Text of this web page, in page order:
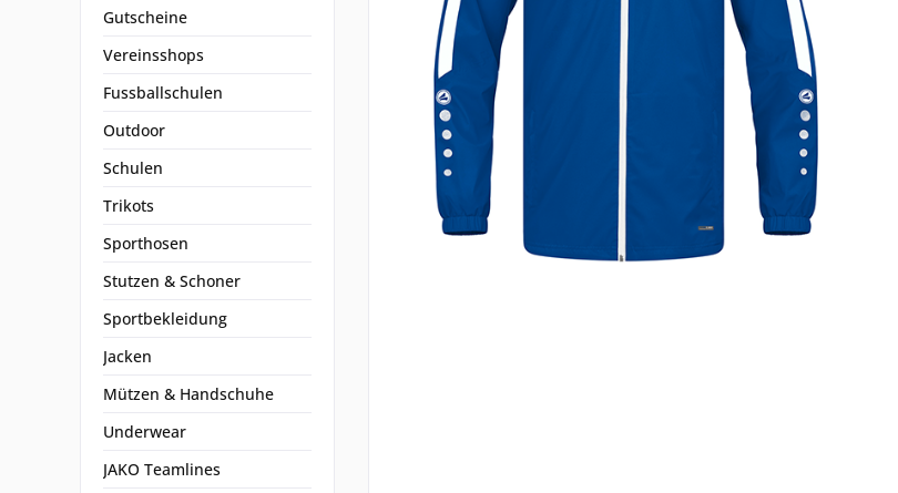
Gutscheine
Vereinsshops
Fussballschulen
Outdoor
Schulen
Trikots
Sporthosen
Stutzen & Schoner
Sportbekleidung
Jacken
Mützen & Handschuhe
Underwear
JAKO Teamlines